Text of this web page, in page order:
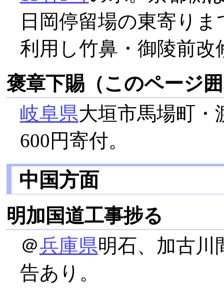
日岡停留場の東寄り
利用し竹鼻・御陵前改
褒章下賜（このページ
岐阜県大垣市馬場町・
600円寄付。
中国方面
明加国道工事捗る
＠兵庫県明石、加古川
告あり。